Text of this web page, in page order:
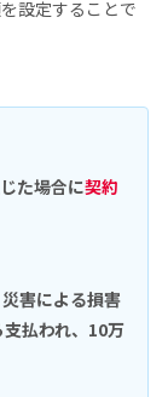
設定することで
た場合に契約
害による損害
払われ、10万